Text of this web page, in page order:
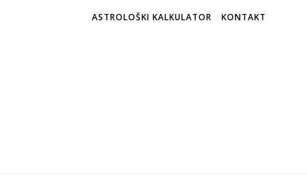
ASTROLOŠKI KALKULATOR KONTAKT